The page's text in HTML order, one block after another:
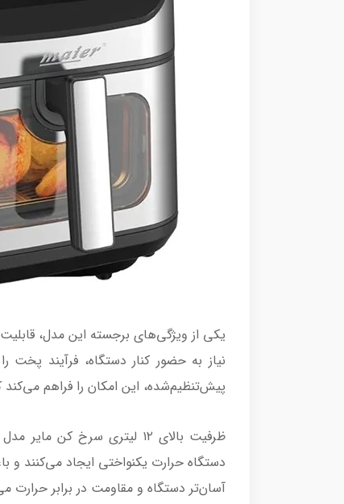
پیش‌تنظیم‌شده، این امکان را فراهم
دستگاه حرارت یکنواختی ایجاد می‌کنند
آسان‌تر دستگاه و مقاومت در برابر حرارت